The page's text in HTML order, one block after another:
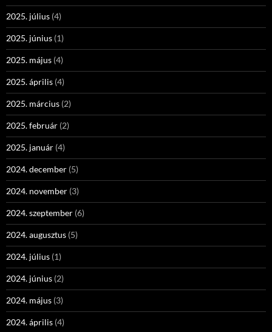
2025. július (4)
2025. június (1)
2025. május (4)
2025. április (4)
2025. március (2)
2025. február (2)
2025. január (4)
2024. december (5)
2024. november (3)
2024. szeptember (6)
2024. augusztus (5)
2024. július (1)
2024. június (2)
2024. május (3)
2024. április (4)